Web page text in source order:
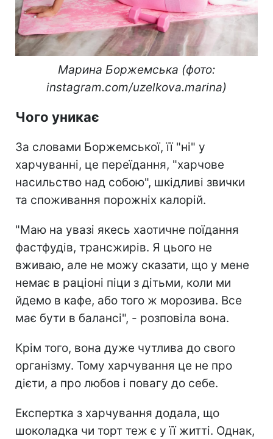
Марина Боржемська (фото:
instagram.com/uzelkova.marina)
Чого уникає
За словами Боржемської, її "ні" у
харчуванні, це переїдання, "харчове
насильство над собою", шкідливі звички
та споживання порожніх калорій.
"Маю на увазі якесь хаотичне поїдання
фастфудів, трансжирів. Я цього не
вживаю, але не можу сказати, що у мене
немає в раціоні піци з дітьми, коли ми
йдемо в кафе, або того ж морозива. Все
має бути в балансі", - розповіла вона.
Крім того, вона дуже чутлива до свого
організму. Тому харчування це не про
дієти, а про любов і повагу до себе.
Експертка з харчування додала, що
шоколадка чи торт теж є у її житті. Однак,